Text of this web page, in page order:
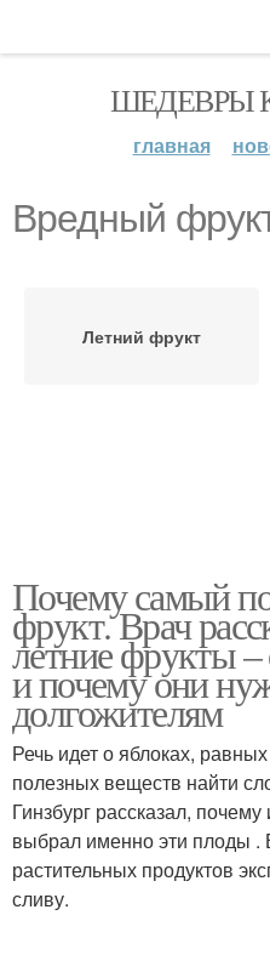
ШЕДЕВРЫ
главная
Вредный
Летний фрукт
Почему самый
фрукт. Врач
летние фрукты
и почему они
долгожителям
Речь идет о яблоках,
полезных веществ найти
Гинзбург рассказал,
выбрал именно эти плоды .
растительных продуктов
сливу.